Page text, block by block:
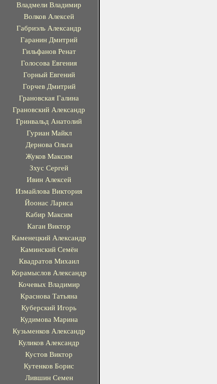
Владмели Владимир
Волков Алексей
Габриэль Александр
Гаранин Дмитрий
Гильфанов Ренат
Голосова Евгения
Горный Евгений
Горчев Дмитрий
Грановская Галина
Грановский Александр
Гринвальд Анатолий
Гуриан Майкл
Дернова Ольга
Жуков Максим
Зхус Сергей
Ивин Алексей
Измайлова Виктория
Йоонас Лариса
Кабир Максим
Каган Виктор
Каменецкий Александр
Каминский Семён
Квадратов Михаил
Корамыслов Александр
Кочевых Владимир
Краснова Татьяна
Куберский Игорь
Кудимова Марина
Кузьменков Александр
Куликов Александр
Кустов Виктор
Кутенков Борис
Лившин Семен